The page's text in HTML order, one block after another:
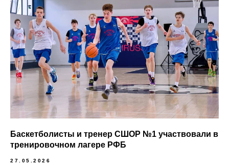
Баскетболисты и тренер СШОР №1 участвовали в
тренировочном лагере РФБ
27.05.2026